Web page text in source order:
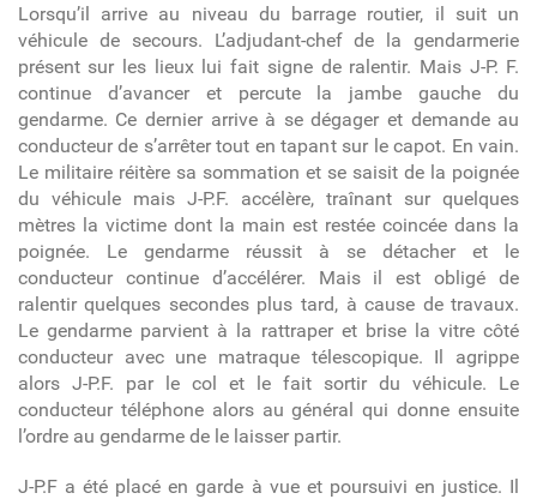
Lorsqu’il arrive au niveau du barrage routier, il suit un
véhicule de secours. L’adjudant-chef de la gendarmerie
présent sur les lieux lui fait signe de ralentir. Mais J-P. F.
continue d’avancer et percute la jambe gauche du
gendarme. Ce dernier arrive à se dégager et demande au
conducteur de s’arrêter tout en tapant sur le capot. En vain.
Le militaire réitère sa sommation et se saisit de la poignée
du véhicule mais J-P.F. accélère, traînant sur quelques
mètres la victime dont la main est restée coincée dans la
poignée. Le gendarme réussit à se détacher et le
conducteur continue d’accélérer. Mais il est obligé de
ralentir quelques secondes plus tard, à cause de travaux.
Le gendarme parvient à la rattraper et brise la vitre côté
conducteur avec une matraque télescopique. Il agrippe
alors J-P.F. par le col et le fait sortir du véhicule. Le
conducteur téléphone alors au général qui donne ensuite
l’ordre au gendarme de le laisser partir.
J-P.F a été placé en garde à vue et poursuivi en justice. Il